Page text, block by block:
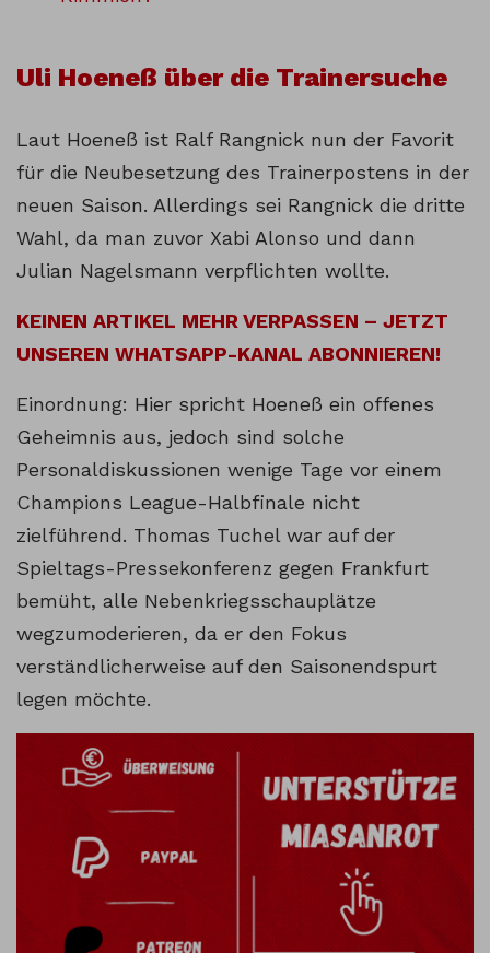
Uli Hoeneß über die Trainersuche
Laut Hoeneß ist Ralf Rangnick nun der Favorit
für die Neubesetzung des Trainerpostens in der
neuen Saison. Allerdings sei Rangnick die dritte
Wahl, da man zuvor Xabi Alonso und dann
Julian Nagelsmann verpflichten wollte.
KEINEN ARTIKEL MEHR VERPASSEN – JETZT
UNSEREN WHATSAPP-KANAL ABONNIEREN!
Einordnung: Hier spricht Hoeneß ein offenes
Geheimnis aus, jedoch sind solche
Personaldiskussionen wenige Tage vor einem
Champions League-Halbfinale nicht
zielführend. Thomas Tuchel war auf der
Spieltags-Pressekonferenz gegen Frankfurt
bemüht, alle Nebenkriegsschauplätze
wegzumoderieren, da er den Fokus
verständlicherweise auf den Saisonendspurt
legen möchte.